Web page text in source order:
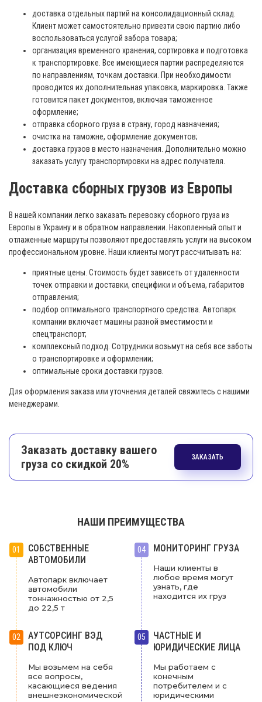
доставка отдельных партий на консолидационный склад.
Клиент может самостоятельно привезти свою партию либо
воспользоваться услугой забора товара;
организация временного хранения, сортировка и подготовка
к транспортировке. Все имеющиеся партии распределяются
по направлениям, точкам доставки. При необходимости
проводится их дополнительная упаковка, маркировка. Также
готовится пакет документов, включая таможенное
оформление;
отправка сборного груза в страну, город назначения;
очистка на таможне, оформление документов;
доставка грузов в место назначения. Дополнительно можно
заказать услугу транспортировки на адрес получателя.
Доставка сборных грузов из Европы
В нашей компании легко заказать перевозку сборного груза из
Европы в Украину и в обратном направлении. Накопленный опыт и
отлаженные маршруты позволяют предоставлять услуги на высоком
профессиональном уровне. Наши клиенты могут рассчитывать на:
приятные цены. Стоимость будет зависеть от удаленности
точек отправки и доставки, специфики и объема, габаритов
отправления;
подбор оптимального транспортного средства. Автопарк
компании включает машины разной вместимости и
спецтранспорт;
комплексный подход. Сотрудники возьмут на себя все заботы
о транспортировке и оформлении;
оптимальные сроки доставки грузов.
Для оформления заказа или уточнения деталей свяжитесь с нашими
менеджерами.
Заказать доставку вашего
груза со скидкой 20%
ЗАКАЗАТЬ
НАШИ ПРЕИМУЩЕСТВА
01
СОБСТВЕННЫЕ
АВТОМОБИЛИ
Автопарк включает
автомобили
тоннажностью от 2,5
до 22,5 т
05
ЧАСТНЫЕ И
ЮРИДИЧЕСКИЕ ЛИЦА
Мы работаем с
конечным
потребителем и с
юридическими
02
АУТСОРСИНГ ВЭД
ПОД КЛЮЧ
Мы возьмем на себя
все вопросы,
касающиеся ведения
внешнеэкономической
04 МОНИТОРИНГ ГРУЗА
Наши клиенты в
любое время могут
узнать, где
находится их груз